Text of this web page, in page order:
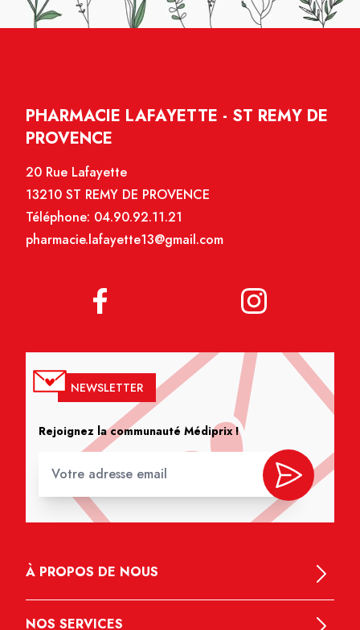
PHARMACIE LAFAYETTE - ST REMY DE
PROVENCE
20 Rue Lafayette
13210 ST REMY DE PROVENCE
Téléphone: 04.90.92.11.21
pharmacie.lafayette13@gmail.com
NEWSLETTER
Rejoignez la communauté Médiprix !
À PROPOS DE NOUS
NOS SERVICES